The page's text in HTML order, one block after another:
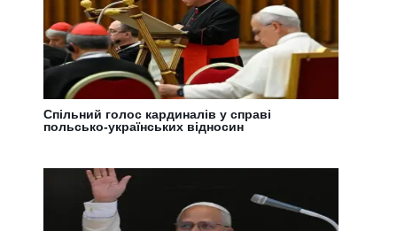
Спільний голос кардиналів у справі
польсько-українських відносин